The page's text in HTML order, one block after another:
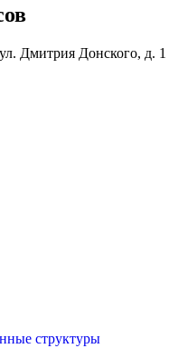
Дмитрия Донского, д. 1
структуры